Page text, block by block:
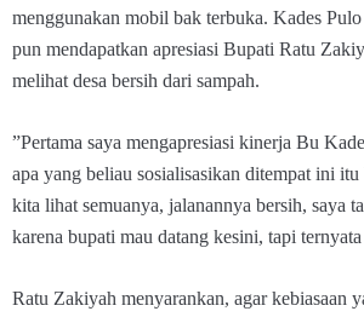
menggunakan mobil bak terbuka. Kades
pun mendapatkan apresiasi Bupati Ratu
melihat desa bersih dari sampah.
”Pertama saya mengapresiasi kinerja Bu
apa yang beliau sosialisasikan ditempat ini itu
kita lihat semuanya, jalanannya bersih, saya
karena bupati mau datang kesini, tapi
Ratu Zakiyah menyarankan, agar kebiasaan